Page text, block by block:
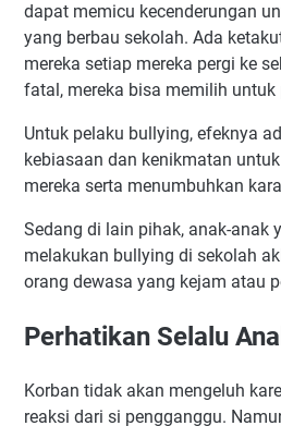
dapat memicu kecenderungan
yang berbau sekolah. Ada
mereka setiap mereka pergi ke
fatal, mereka bisa memilih untuk
Untuk pelaku bullying, efeknya
kebiasaan dan kenikmatan
mereka serta menumbuhkan
Sedang di lain pihak, anak-anak
melakukan bullying di sekolah
orang dewasa yang kejam atau
Perhatikan Selalu
Korban tidak akan mengeluh
reaksi dari si pengganggu.